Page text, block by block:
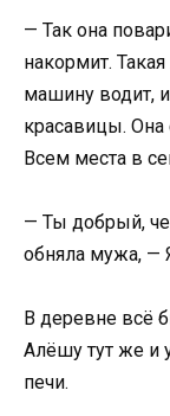
— Так она
накормит.
машину водит,
красавицы.
Всем места в
— Ты добрый,
обняла мужа, —
В деревне всё
Алёшу тут же и
печи.